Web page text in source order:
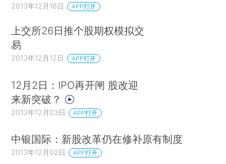
2013年12月16日 APP打开
上交所26日推个股期权模拟交
易
2013年12月12日 APP打开
12月2日：IPO再开闸 股改迎
来新突破？
2013年12月03日 APP打开
中银国际：新股改革仍在修补原有制度
2013年12月02日 APP打开